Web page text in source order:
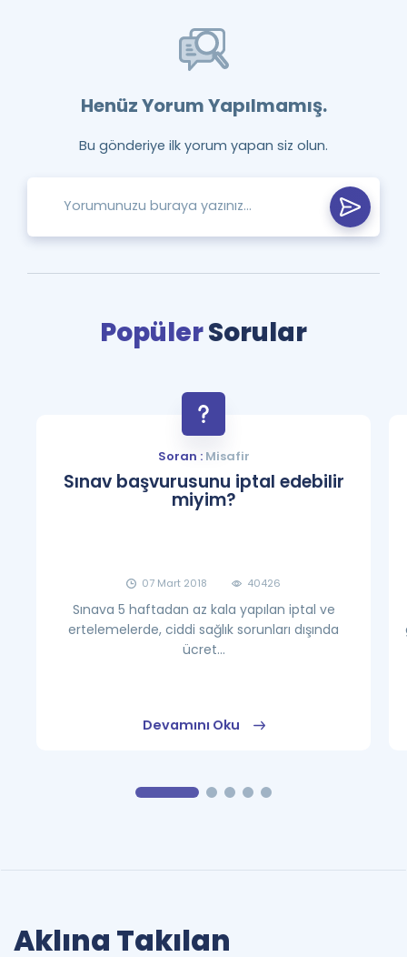
Henüz Yorum Yapılmamış.
Bu gönderiye ilk yorum yapan siz olun.
PopülerSorular
Soran :Misafir
Sınav başvurusunu iptal edebilir
miyim?
07 Mart 2018 40426
Sınava 5 haftadan az kala yapılan iptal ve
ertelemelerde, ciddi sağlık sorunları dışında
ücret...
Devamını Oku
Aklına Takılan